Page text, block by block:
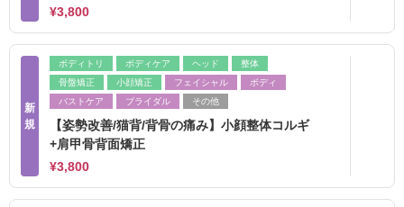
¥3,800
新
規
ボディトリ ボディケア ヘッド
整体
骨盤矯正
小顔矯正 フェイシャル
ボディ
バストケア
ブライダル その他
【姿勢改善/猫背/背骨の痛み】小顔整体コルギ
+肩甲骨背面矯正
¥3,800